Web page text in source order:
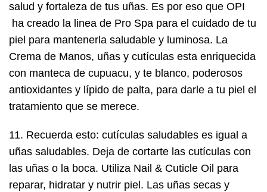
salud y fortaleza de tus uñas. Es por eso que OPI
ha creado la linea de Pro Spa para el cuidado de tu
piel para mantenerla saludable y luminosa. La
Crema de Manos, uñas y cutículas esta enriquecida
con manteca de cupuacu, y te blanco, poderosos
antioxidantes y lípido de palta, para darle a tu piel el
tratamiento que se merece.
11. Recuerda esto: cutículas saludables es igual a
uñas saludables. Deja de cortarte las cutículas con
las uñas o la boca. Utiliza Nail & Cuticle Oil para
reparar, hidratar y nutrir piel. Las uñas secas y